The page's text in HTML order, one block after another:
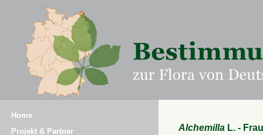
Home
Projekt & Partner
Alchemilla L. -